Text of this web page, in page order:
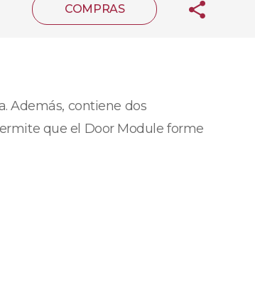
COMPRAS
Además, contiene dos
que el Door Module forme